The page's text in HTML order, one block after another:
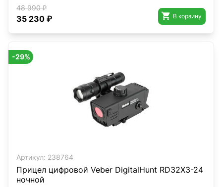
48 990 ₽
35 230 ₽  В корзину
Артикул: 238764
Прицел цифровой Veber DigitalHunt RD32X3-24
ночной
-29%